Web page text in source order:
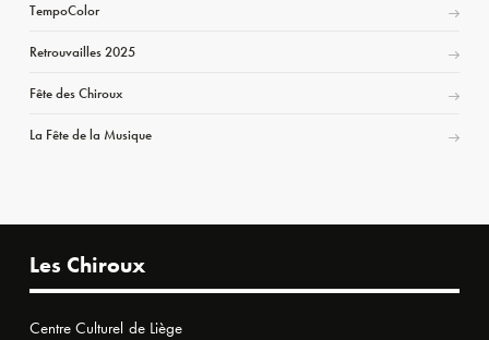
TempoColor
Retrouvailles 2025
Fête des Chiroux
La Fête de la Musique
Les Chiroux
Centre Culturel de Liège